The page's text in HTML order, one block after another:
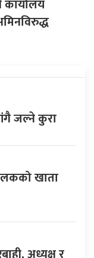
जल्ने कुरा
खाता